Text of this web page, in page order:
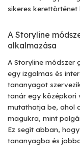
sikeres
A Storyline
alkalmazása
A Storyline
egy izgalmas és
tananyagot
tanár egy középkori
mutathatja be, ahol
magukra, mint
Ez segít abban,
tananyagba és